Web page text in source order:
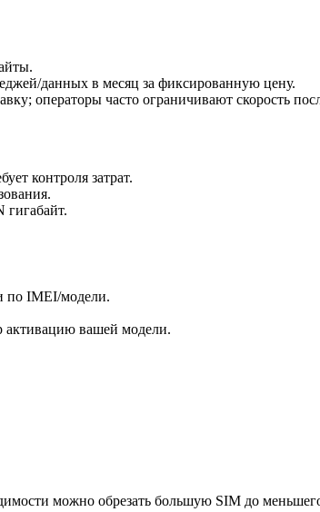
данных в месяц за фиксированную цену.
операторы часто ограничивают скорость
контроля затрат.
гигабайт.
по IMEI/модели.
активацию вашей модели.
можно обрезать большую SIM до